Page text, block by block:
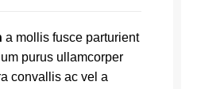
a mollis fusce parturient
purus ullamcorper
convallis ac vel a